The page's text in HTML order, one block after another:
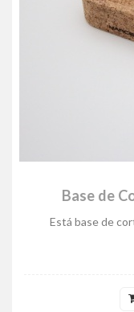
Base de
Está base de